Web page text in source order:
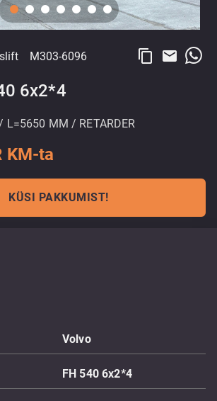
M303-6096 content_copy email
6x2*4
L=5650 MM / RETARDER
KM-ta
KÜSI PAKKUMIST!
Volvo
FH 540 6x2*4